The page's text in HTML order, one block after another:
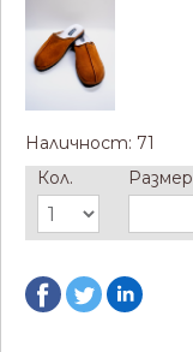
Наличност: 71
Кол.
Размер